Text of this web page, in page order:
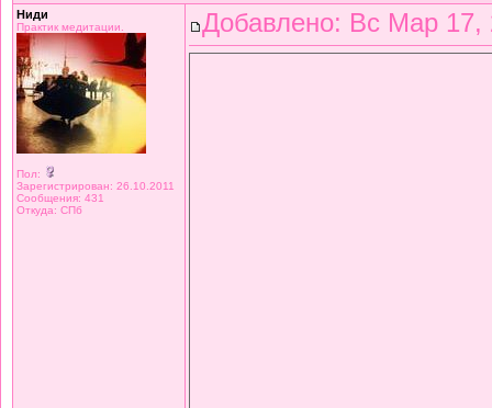
Ниди
Практик медитации.
Пол:
Зарегистрирован: 26.10.2011
Сообщения: 431
Откуда: СПб
Добавлено: Вс Мар 17,